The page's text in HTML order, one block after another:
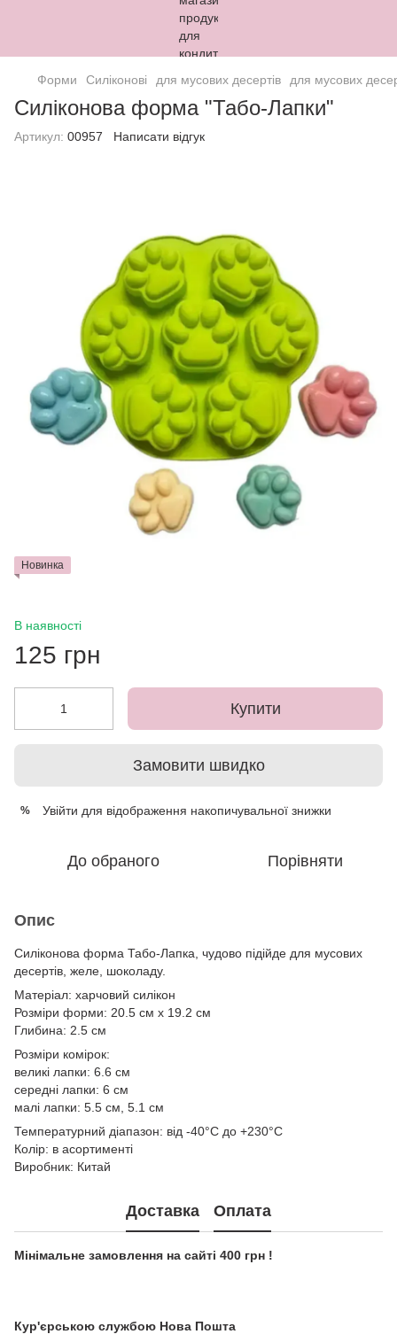
Форми Силіконові для мусових десертів для мусових
Силіконова форма "Табо-Лапки"
Артикул: 00957 Написати відгук
Новинка
В наявності
125 грн
Купити
Замовити швидко
% Увійти для відображення накопичувальної знижки
До обраного Порівняти
Опис
Силіконова форма Табо-Лапка, чудово підійде для мусових
десертів, желе, шоколаду.
Матеріал: харчовий силікон
Розміри форми: 20.5 см x 19.2 см
Глибина: 2.5 см
Розміри комірок:
великі лапки: 6.6 см
середні лапки: 6 см
малі лапки: 5.5 см, 5.1 см
Температурний діапазон: від -40°C до +230°C
Колір: в асортименті
Виробник: Китай
Доставка Оплата
Мінімальне замовлення на сайті 400 грн !
Кур'єрською службою Нова Пошта